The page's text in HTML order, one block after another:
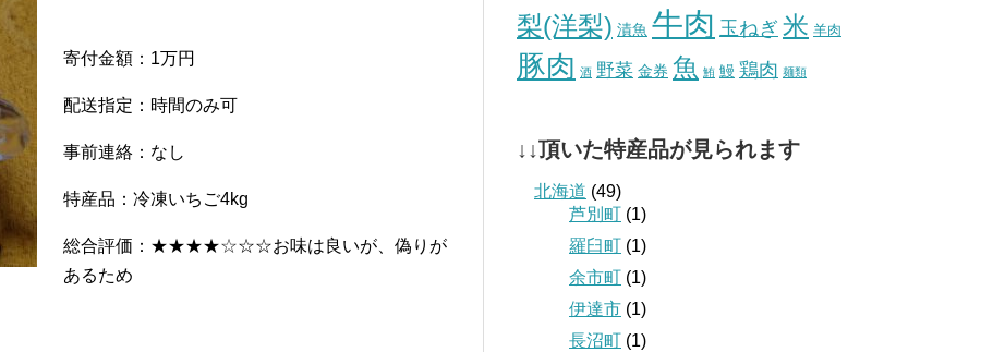
寄付金額：1万円
配送指定：時間のみ可
事前連絡：なし
特産品：冷凍いちご4kg
総合評価：★★★★☆☆☆お味は良いが、偽りが
あるため
梨(洋梨) 漬魚 牛肉 玉ねぎ 米 羊肉
豚肉 酒 野菜 金券 魚 鮪 鰻 鶏肉 麺類
↓↓頂いた特産品が見られます
北海道 (49)
芦別町 (1)
羅臼町 (1)
余市町 (1)
伊達市 (1)
長沼町 (1)